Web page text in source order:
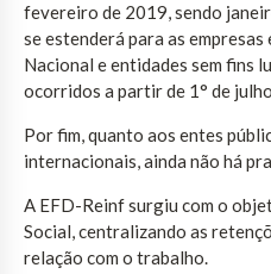
fevereiro de 2019, sendo
se estenderá para as empresas
Nacional e entidades sem fins
ocorridos a partir de 1° de
Por fim, quanto aos entes
internacionais, ainda não há
A EFD-Reinf surgiu com o
Social, centralizando as
relação com o trabalho.